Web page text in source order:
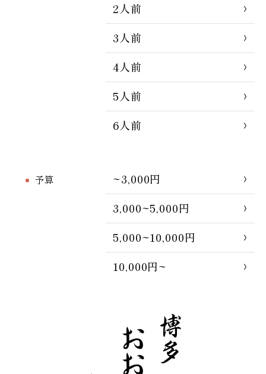
2人前
3人前
4人前
5人前
6人前
予算
~3,000円
3,000~5,000円
5,000~10,000円
10,000円~